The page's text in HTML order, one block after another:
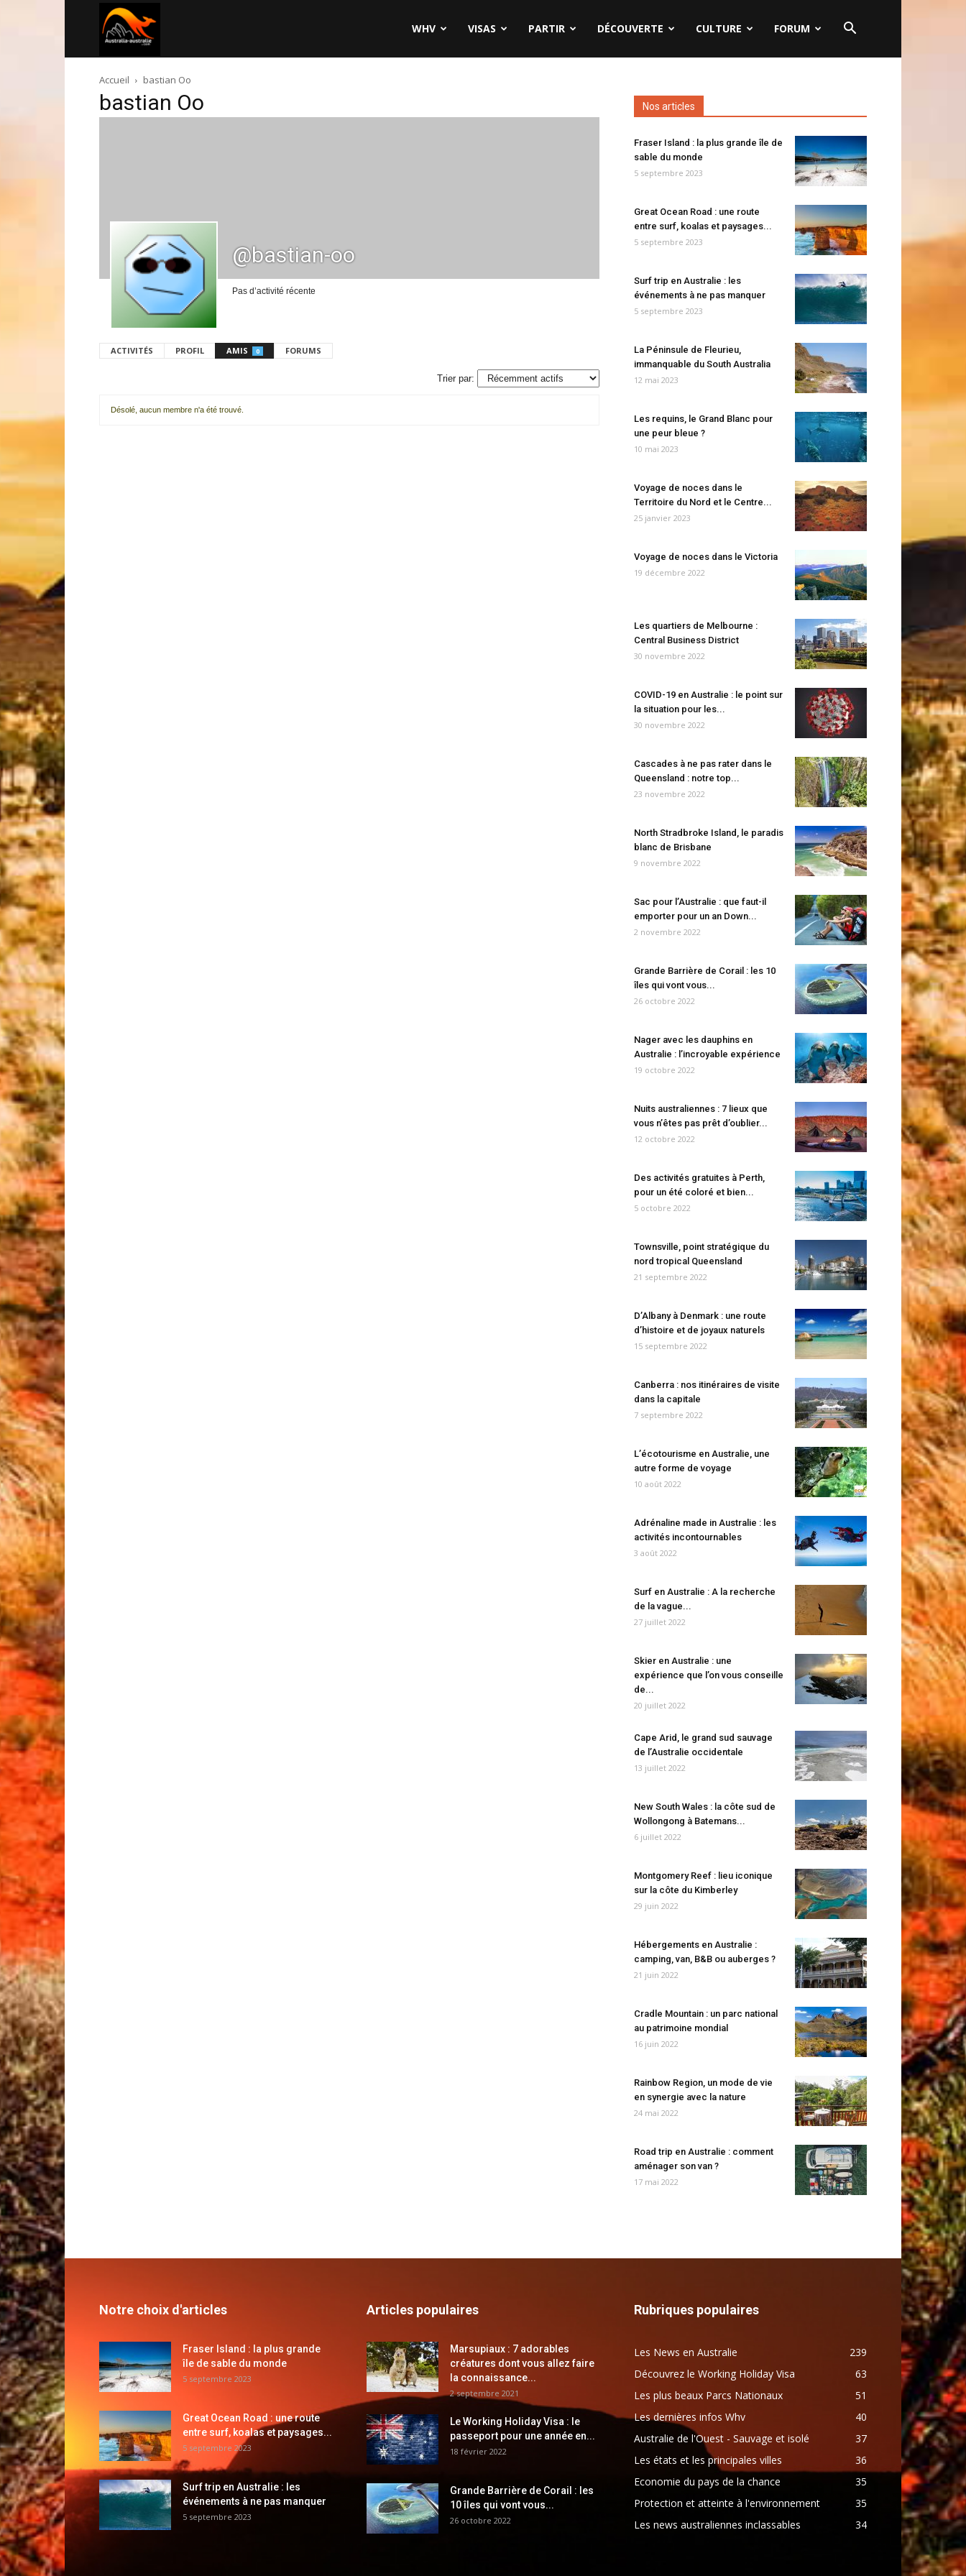
australie.com
WHV VISAS PARTIR DÉCOUVERTE CULTURE FORUM
Accueil bastian Oo
bastian Oo
@bastian-oo
Pas d’activité récente
ACTIVITÉS PROFIL AMIS 0 FORUMS
Trier par:
Désolé, aucun membre n'a été trouvé.
Nos articles
Fraser Island : la plus grande île de
sable du monde
5 septembre 2023
Great Ocean Road : une route
entre surf, koalas et paysages...
5 septembre 2023
Surf trip en Australie : les
événements à ne pas manquer
5 septembre 2023
La Péninsule de Fleurieu,
immanquable du South Australia
12 mai 2023
Les requins, le Grand Blanc pour
une peur bleue ?
10 mai 2023
Voyage de noces dans le
Territoire du Nord et le Centre...
25 janvier 2023
Voyage de noces dans le Victoria
19 décembre 2022
Les quartiers de Melbourne :
Central Business District
30 novembre 2022
COVID-19 en Australie : le point sur
la situation pour les...
30 novembre 2022
Cascades à ne pas rater dans le
Queensland : notre top...
23 novembre 2022
North Stradbroke Island, le paradis
blanc de Brisbane
9 novembre 2022
Sac pour l’Australie : que faut-il
emporter pour un an Down...
2 novembre 2022
Grande Barrière de Corail : les 10
îles qui vont vous...
26 octobre 2022
Nager avec les dauphins en
Australie : l’incroyable expérience
19 octobre 2022
Nuits australiennes : 7 lieux que
vous n’êtes pas prêt d’oublier...
12 octobre 2022
Des activités gratuites à Perth,
pour un été coloré et bien...
5 octobre 2022
Townsville, point stratégique du
nord tropical Queensland
21 septembre 2022
D’Albany à Denmark : une route
d’histoire et de joyaux naturels
15 septembre 2022
Canberra : nos itinéraires de visite
dans la capitale
7 septembre 2022
L’écotourisme en Australie, une
autre forme de voyage
10 août 2022
Adrénaline made in Australie : les
activités incontournables
3 août 2022
Surf en Australie : A la recherche
de la vague...
27 juillet 2022
Skier en Australie : une
expérience que l’on vous conseille
de...
20 juillet 2022
Cape Arid, le grand sud sauvage
de l’Australie occidentale
13 juillet 2022
New South Wales : la côte sud de
Wollongong à Batemans...
6 juillet 2022
Montgomery Reef : lieu iconique
sur la côte du Kimberley
29 juin 2022
Hébergements en Australie :
camping, van, B&B ou auberges ?
21 juin 2022
Cradle Mountain : un parc national
au patrimoine mondial
16 juin 2022
Rainbow Region, un mode de vie
en synergie avec la nature
24 mai 2022
Road trip en Australie : comment
aménager son van ?
17 mai 2022
Notre choix d'articles
Fraser Island : la plus grande
île de sable du monde
5 septembre 2023
Great Ocean Road : une route
entre surf, koalas et paysages...
5 septembre 2023
Surf trip en Australie : les
événements à ne pas manquer
5 septembre 2023
Articles populaires
Marsupiaux : 7 adorables
créatures dont vous allez faire
la connaissance...
2 septembre 2021
Le Working Holiday Visa : le
passeport pour une année en...
18 février 2022
Grande Barrière de Corail : les
10 îles qui vont vous...
26 octobre 2022
Rubriques populaires
Les News en Australie
239
Découvrez le Working Holiday Visa
63
Les plus beaux Parcs Nationaux
51
Les dernières infos Whv
40
Australie de l'Ouest - Sauvage et isolé
37
Les états et les principales villes
36
Economie du pays de la chance
35
Protection et atteinte à l'environnement
35
Les news australiennes inclassables
34